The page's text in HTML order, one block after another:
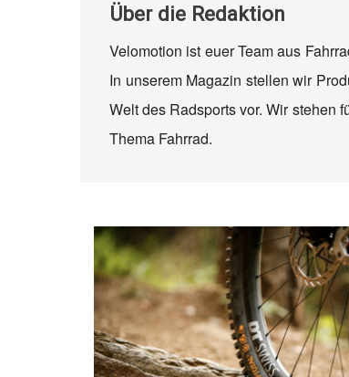
Über die Redaktion
Velomotion ist euer Team aus
In unserem Magazin stellen wir
Welt des Radsports vor. Wir stehen
Thema Fahrrad.